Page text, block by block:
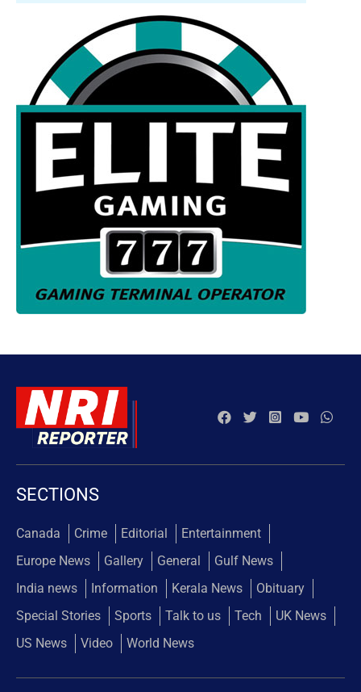
SECTIONS
Canada Crime Editorial
Entertainment
Europe News
Gallery General
Gulf News
India news
Information Kerala News
Obituary
Special Stories
Sports Talk to us Tech
UK News
US News
Video World News